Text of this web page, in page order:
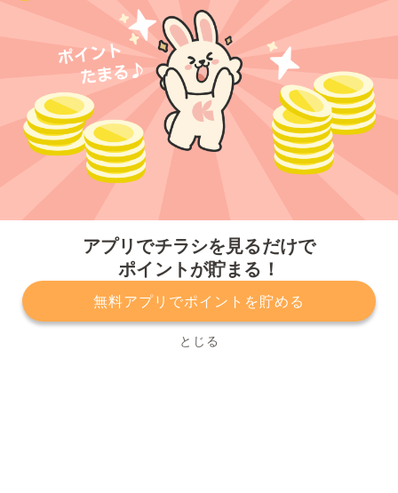
アプリでチラシを見るだけで
ポイントが貯まる！
無料アプリでポイントを貯める
とじる
プライバシーポリシー 利用規約
運営会社
サービスに関してのお問い合わせ